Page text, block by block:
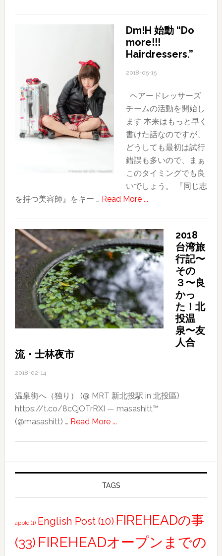
談
そ
の
２〜
ほ
ぼ
で
ご
初
日
Dm!H 始動 “Do
more!!!
Hairdressers.”
2018-05-15
ヘアードレッサーズ
チームの活動を開始し
ます 本来はもっと早く
書けた話なのですが、
どうしても最初は試行
錯誤も多いので、まぁ
このタイミングでも良
いでしょう。 『同じ志
を持つ美容師』をキー … Read More ...about
動
“Do
more!!!
Hairdressers.”
2018
台湾旅
行記〜
その
３〜良
かっ
た！北
投温
泉〜友
人合
流・士林夜市
2018-02-14
温泉街へ（独り） (@ MRT 新北投駅 in 北投區)
https://t.co/8cCjOTrRXI — masashitt™
(@masashitt) … Read More ...about
湾
旅
行
記〜
の
３〜
TAGS
apple(1) English Post(10) FIREHEADの事
(33) FIREHEADオープンまでの